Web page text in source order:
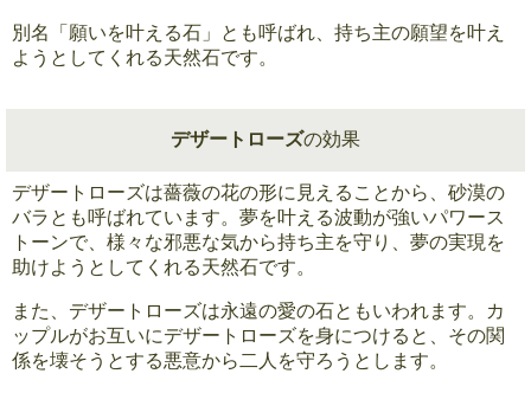
別名「願いを叶える石」とも呼ばれ、持ち主の願望を叶え
ようとしてくれる天然石です。
デザートローズの効果
デザートローズは薔薇の花の形に見えることから、砂漠の
バラとも呼ばれています。夢を叶える波動が強いパワース
トーンで、様々な邪悪な気から持ち主を守り、夢の実現を
助けようとしてくれる天然石です。
また、デザートローズは永遠の愛の石ともいわれます。カ
ップルがお互いにデザートローズを身につけると、その関
係を壊そうとする悪意から二人を守ろうとします。